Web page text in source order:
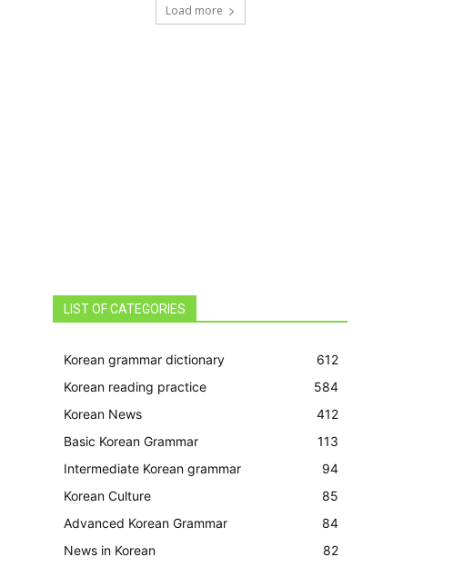
Load more
LIST OF CATEGORIES
Korean grammar dictionary
612
Korean reading practice
584
Korean News
412
Basic Korean Grammar
113
Intermediate Korean grammar
94
Korean Culture
85
Advanced Korean Grammar
84
News in Korean
82